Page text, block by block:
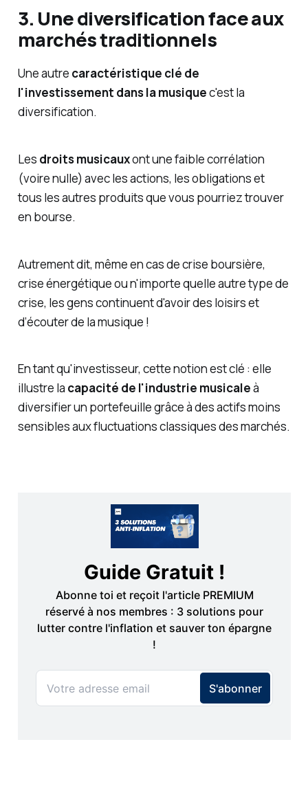
3. Une diversification face aux
marchés traditionnels
Une autre caractéristique clé de
l'investissement dans la musiquec'est la
diversification.
Les droits musicauxont une faible corrélation
(voire nulle) avec les actions, les obligations et
tous les autres produits que vous pourriez trouver
en bourse.
Autrement dit, même en cas de crise boursière,
crise énergétique ou n'importe quelle autre type de
crise, les gens continuent d'avoir des loisirs et
d’écouter de la musique !
En tant qu'investisseur, cette notion est clé : elle
illustre la capacité de l'industrie musicaleà
diversifier un portefeuille grâce à des actifs moins
sensibles aux fluctuations classiques des marchés.